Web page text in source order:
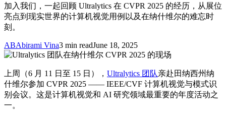
加入我们，一起回顾 Ultralytics 在 CVPR 2025 的经历，从展位
亮点到现实世界的计算机视觉用例以及在纳什维尔的难忘时
刻。
ABAbirami Vina3 min readJune 18, 2025
上周（6 月 11 日至 15 日）， Ultralytics 团队亲赴田纳西州纳
什维尔参加 CVPR 2025 —— IEEE/CVF 计算机视觉与模式识
别会议。这是计算机视觉和 AI 研究领域最重要的年度活动之
一。